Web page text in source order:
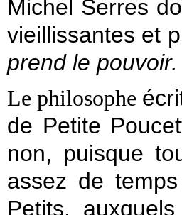
Michel Serres
vieillissantes et
prend le
Le philosophe
de Petite
non, puisque
assez de
Petits,